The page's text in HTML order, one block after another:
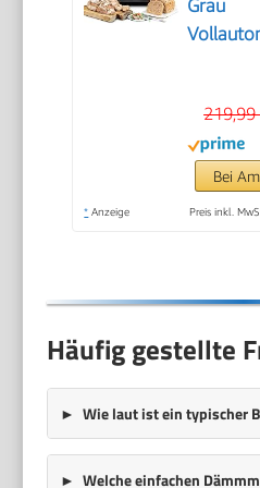
Grau
und
219,99
Bei
* Anzeige Preis inkl.
Häufig gestellte
Wie laut ist ein typischer
Welche einfachen